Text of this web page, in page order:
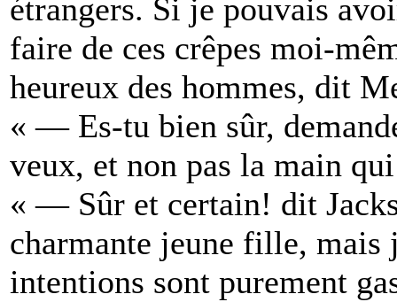
étrangers. Si je pouvais
faire de ces crêpes moi-
heureux des hommes, dit
« — Es-tu bien sûr,
veux, et non pas la main
« — Sûr et certain! dit
charmante jeune fille, mais
intentions sont purement